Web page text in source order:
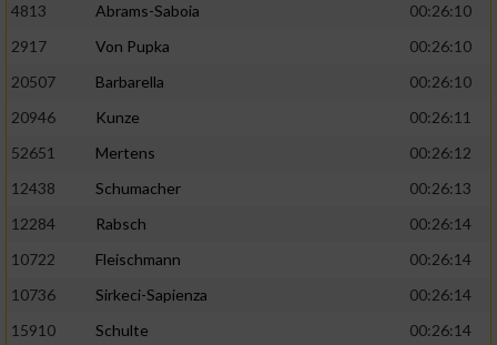
4813
Abrams-Saboia
00:26:10
2917
Von Pupka
00:26:10
20507
Barbarella
00:26:10
20946
Kunze
00:26:11
52651
Mertens
00:26:12
12438
Schumacher
00:26:13
12284
Rabsch
00:26:14
10722
Fleischmann
00:26:14
10736
Sirkeci-Sapienza
00:26:14
15910
Schulte
00:26:14